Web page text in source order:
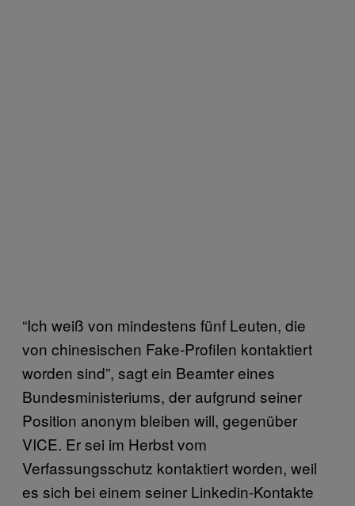
“Ich weiß von mindestens fünf Leuten, die
von chinesischen Fake-Profilen kontaktiert
worden sind”, sagt ein Beamter eines
Bundesministeriums, der aufgrund seiner
Position anonym bleiben will, gegenüber
VICE. Er sei im Herbst vom
Verfassungsschutz kontaktiert worden, weil
es sich bei einem seiner Linkedin-Kontakte